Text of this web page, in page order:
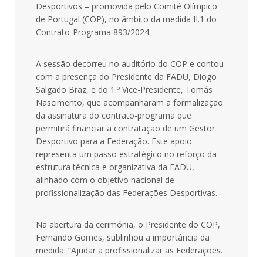
Desportivos – promovida pelo Comité Olímpico
de Portugal (COP), no âmbito da medida II.1 do
Contrato-Programa 893/2024.
A sessão decorreu no auditório do COP e contou
com a presença do Presidente da FADU, Diogo
Salgado Braz, e do 1.º Vice-Presidente, Tomás
Nascimento, que acompanharam a formalização
da assinatura do contrato-programa que
permitirá financiar a contratação de um Gestor
Desportivo para a Federação. Este apoio
representa um passo estratégico no reforço da
estrutura técnica e organizativa da FADU,
alinhado com o objetivo nacional de
profissionalização das Federações Desportivas.
Na abertura da cerimónia, o Presidente do COP,
Fernando Gomes, sublinhou a importância da
medida: “Ajudar a profissionalizar as Federações.